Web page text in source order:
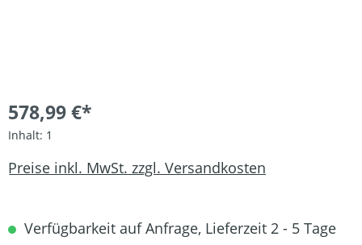
578,99 €*
Inhalt: 1
Preise inkl. MwSt. zzgl. Versandkosten
Verfügbarkeit auf Anfrage, Lieferzeit 2 - 5 Tage